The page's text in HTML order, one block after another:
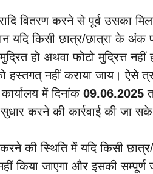
वितरण करने से पूर्व उसका
किसी छात्र/छात्रा के अंक
हो अथवा फोटो मुद्रित्त नहीं
नहीं कराया जाय। ऐसे
में दिनांक09.06.2025
करने की कार्रवाई की जा
करने की स्थिति में यदि किसी
किया जाएगा और इसकी सम्पूर्ण